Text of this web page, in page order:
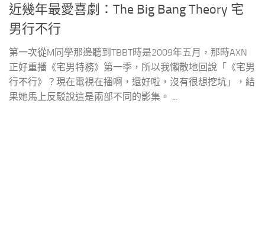
近幾年最愛喜劇：The Big Bang Theory 宅
男行不行
第一次從M同學那邊聽到TBBT時是2009年五月，那時AXN
正好重播《宅男特務》第一季，所以我懶散地回說「《宅男
行不行》？現在電視在播啊，還好啦，沒有很想挖坑」，結
果她馬上反駁說這是兩部不同的影集。 ...